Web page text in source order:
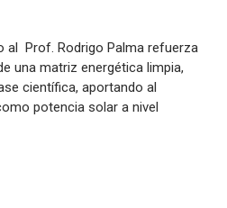
al Prof. Rodrigo Palma refuerza
una matriz energética limpia,
científica, aportando al
potencia solar a nivel